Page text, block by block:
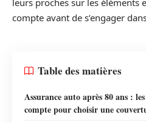
leurs proches sur les éléments
compte avant de s’engager
Table des matières
Assurance auto après 80 ans :
compte pour choisir une